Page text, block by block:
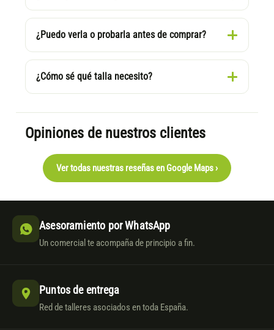
¿Puedo verla o probarla antes de comprar?
¿Cómo sé qué talla necesito?
Opiniones de nuestros clientes
Ver todas nuestras reseñas en Google Maps ›
Asesoramiento por WhatsApp
Un comercial te acompaña de principio a fin.
Puntos de entrega
Red de talleres asociados en toda España.